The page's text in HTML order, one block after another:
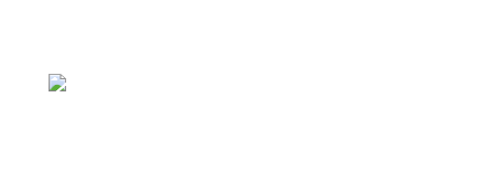
ЗА НАС